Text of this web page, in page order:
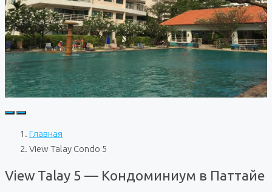
Главная
View Talay Condo 5
View Talay 5 — Кондоминиум в Паттайе